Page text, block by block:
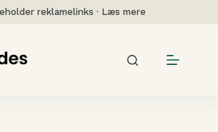
reklamelinks · Læs mere